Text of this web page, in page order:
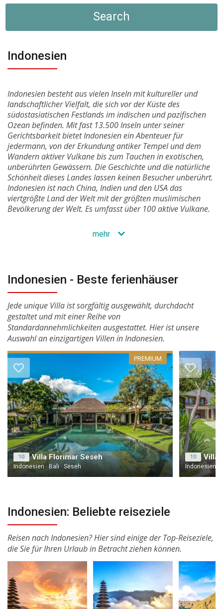
Search
Indonesien
Indonesien besteht aus vielen Inseln mit kultureller und
landschaftlicher Vielfalt, die sich vor der Küste des
südostasiatischen Festlands im indischen und pazifischen
Ozean befinden. Mit fast 13.500 Inseln unter seiner
Gerichtsbarkeit bietet Indonesien ein Abenteuer für
jedermann, von der Erkundung antiker Tempel und dem
Wandern aktiver Vulkane bis zum Tauchen in exotischen,
unberührten Gewässern. Die Geschichte und die natürliche
Schönheit dieses Landes lassen keinen Besucher unberührt.
Indonesien ist nach China, Indien und den USA das
viertgrößte Land der Welt mit der größten muslimischen
Bevölkerung der Welt. Es umfasst über 100 aktive Vulkane.
mehr
Indonesien - Beste ferienhäuser
Jede unique Villa ist sorgfältig ausgewählt, durchdacht
gestaltet und mit einer Reihe von
Standardannehmlichkeiten ausgestattet. Hier ist unsere
Auswahl an einzigartigen Villen in Indonesien.
10 Villa Florimar Seseh
Indonesien · Bali · Seseh
PREMIUM
10 Villa
Indonesien ·
Indonesien: Beliebte reiseziele
Reisen nach Indonesien? Hier sind einige der Top-Reiseziele,
die Sie für Ihren Urlaub in Betracht ziehen können.